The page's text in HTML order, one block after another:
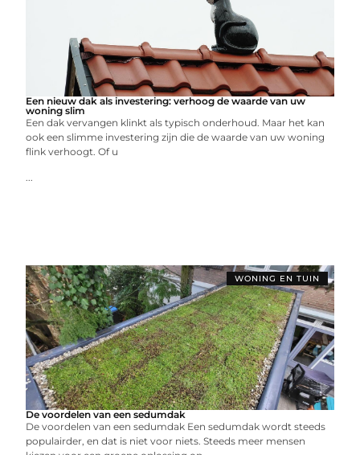
Een nieuw dak als investering: verhoog de waarde van uw
woning slim
Een dak vervangen klinkt als typisch onderhoud. Maar het kan
ook een slimme investering zijn die de waarde van uw woning
flink verhoogt. Of u
...
WONING EN TUIN
De voordelen van een sedumdak
De voordelen van een sedumdak Een sedumdak wordt steeds
populairder, en dat is niet voor niets. Steeds meer mensen